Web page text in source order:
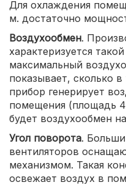
Для охлаждения
м. достаточно
Воздухообмен.
характеризуется
максимальный
показывает, сколько
прибор генерирует
помещения (площадь
будет воздухообмен
Угол поворота.
вентиляторов
механизмом. Такая
освежает воздух в